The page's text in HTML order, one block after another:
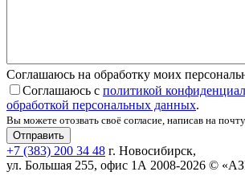
Соглашаюсь на обработку моих
Соглашаюсь с политикой
обработкой персональных данных.
Вы можете отозвать своё согласие, написав на
+7 (383) 200 34 48 г. Новосибирск,
ул. Большая 255, офис 1А 2008-2026 ©